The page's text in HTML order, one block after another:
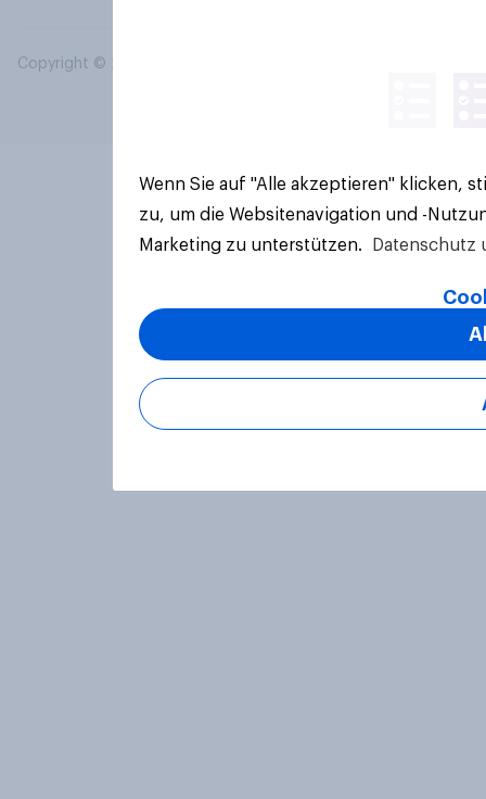
Copyright © 2026 YouGov PLC. Alle Rechte vorbehalten.
Wenn Sie auf "Alle akzeptieren" klicken,
zu, um die Websitenavigation und -
Marketing zu unterstützen.
Datenschutz